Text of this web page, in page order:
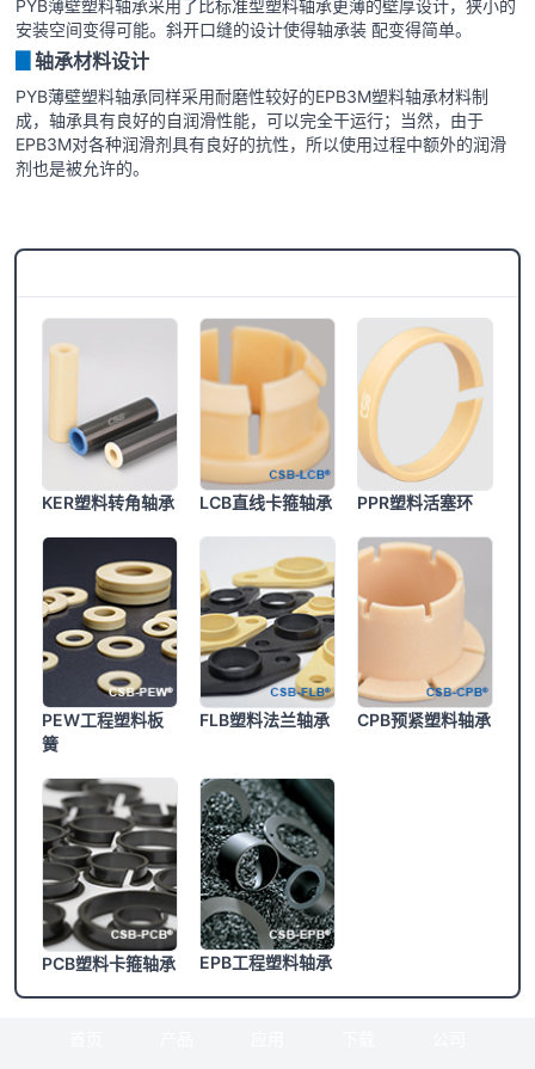
PYB薄壁塑料轴承采用了比标准型塑料轴承更薄的壁厚设计，狭小的
安装空间变得可能。斜开口缝的设计使得轴承装 配变得简单。
轴承材料设计
PYB薄壁塑料轴承同样采用耐磨性较好的EPB3M塑料轴承材料制
成，轴承具有良好的自润滑性能，可以完全干运行；当然，由于
EPB3M对各种润滑剂具有良好的抗性，所以使用过程中额外的润滑
剂也是被允许的。
KER塑料转角轴承 LCB直线卡箍轴承 PPR塑料活塞环
PEW工程塑料板
簧
FLB塑料法兰轴承 CPB预紧塑料轴承
PCB塑料卡箍轴承 EPB工程塑料轴承